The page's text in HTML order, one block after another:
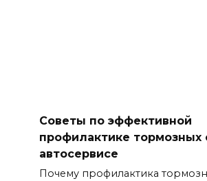
Советы по эффективной
профилактике тормозных
автосервисе
Почему профилактика